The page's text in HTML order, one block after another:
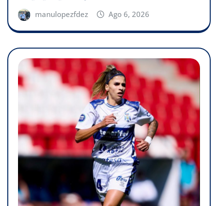
manulopezfdez Ago 6, 2026